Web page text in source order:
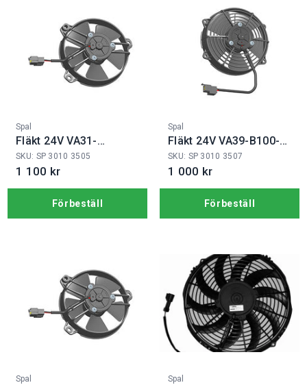
Fabrikat:
Spal
Fläkt 24V VA31-
B101/IE-46A
SKU: SP 3010 3505
1 100 kr
Förbeställ
Fabrikat:
Spal
Fläkt 24V VA39-B100-
45S
SKU: SP 3010 3507
1 000 kr
Förbeställ
Fabrikat:
Spal Fabrikat:
Spal